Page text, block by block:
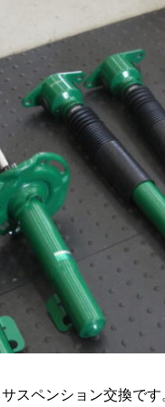
スペンション交換です